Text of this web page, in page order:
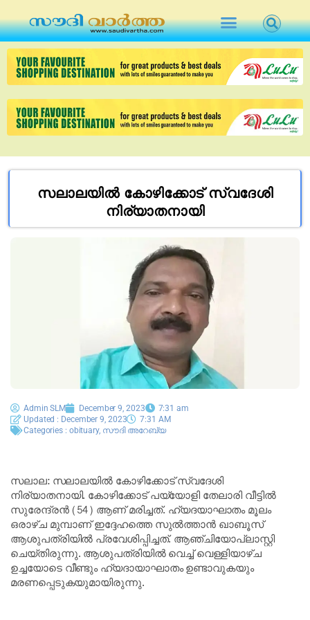
സലാലയിൽ കോഴിക്കോട് സ്വദേശി
നിര്യാതനായി
Admin SLM December 9, 2023
7:31 am
Updated : December 9, 2023
7:31 AM
Categories : obituary, സൗദി അറേബ്യ
സലാല: സലാലയിൽ കോഴിക്കോട് സ്വദേശി
നിര്യാതനായി. കോഴിക്കോട് പയ്യോളി തേലാരി വീട്ടിൽ
സുരേന്ദ്രൻ (54) ആണ് മരിച്ചത്. ഹ്യദയാഘാതം മൂലം
ഒരാഴ്ച മുമ്പാണ് ഇദ്ദേഹത്തെ സുൽത്താൻ ഖാബൂസ്
ആശുപത്രിയിൽ പ്രവേശിപ്പിച്ചത്. ആഞ്ചിയോപ്ലാസ്റ്റി
ചെയ്തിരുന്നു. ആശുപത്രിയിൽ വെച്ച് വെള്ളിയാഴ്ച
ഉച്ചയോടെ വീണ്ടും ഹ്യദായാഘാതം ഉണ്ടാവുകയും
മരണപ്പെടുകയുമായിരുന്നു.